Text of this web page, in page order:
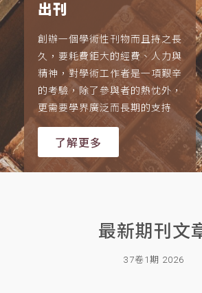
出刊
創辦一個學術性刊物而且持之長
久，要耗費鉅大的經費、人力與
精神，對學術工作者是一項艱辛
的考驗，除了參與者的熱忱外，
更需要學界廣泛而長期的支持
了解更多
最新期刊文
37卷1期 2026